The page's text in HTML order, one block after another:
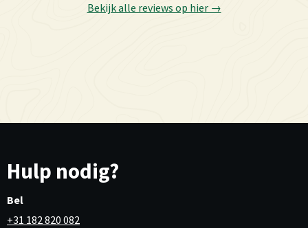
Bekijk alle reviews op hier →
Hulp nodig?
Bel
+31 182 820 082